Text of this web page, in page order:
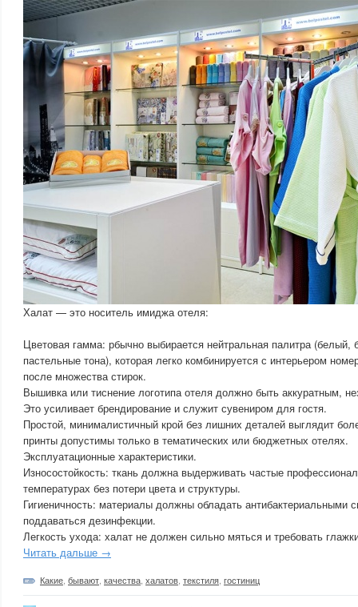
Халат — это носитель имиджа отеля:
Цветовая гамма: рбычно выбирается нейтральная палитра
пастельные тона), которая легко комбинируется с интерьером
после множества стирок.
Вышивка или тиснение логотипа отеля должно быть аккуратным,
Это усиливает брендирование и служит сувениром для гостя.
Простой, минималистичный крой без лишних деталей выглядит
принты допустимы только в тематических или бюджетных отелях.
Эксплуатационные характеристики.
Износостойкость: ткань должна выдерживать частые
температурах без потери цвета и структуры.
Гигиеничность: материалы должны обладать антибактериальными
поддаваться дезинфекции.
Легкость ухода: халат не должен сильно мяться и требовать
Читать дальше →
Какие бывают качества халатов текстиля гостиниц